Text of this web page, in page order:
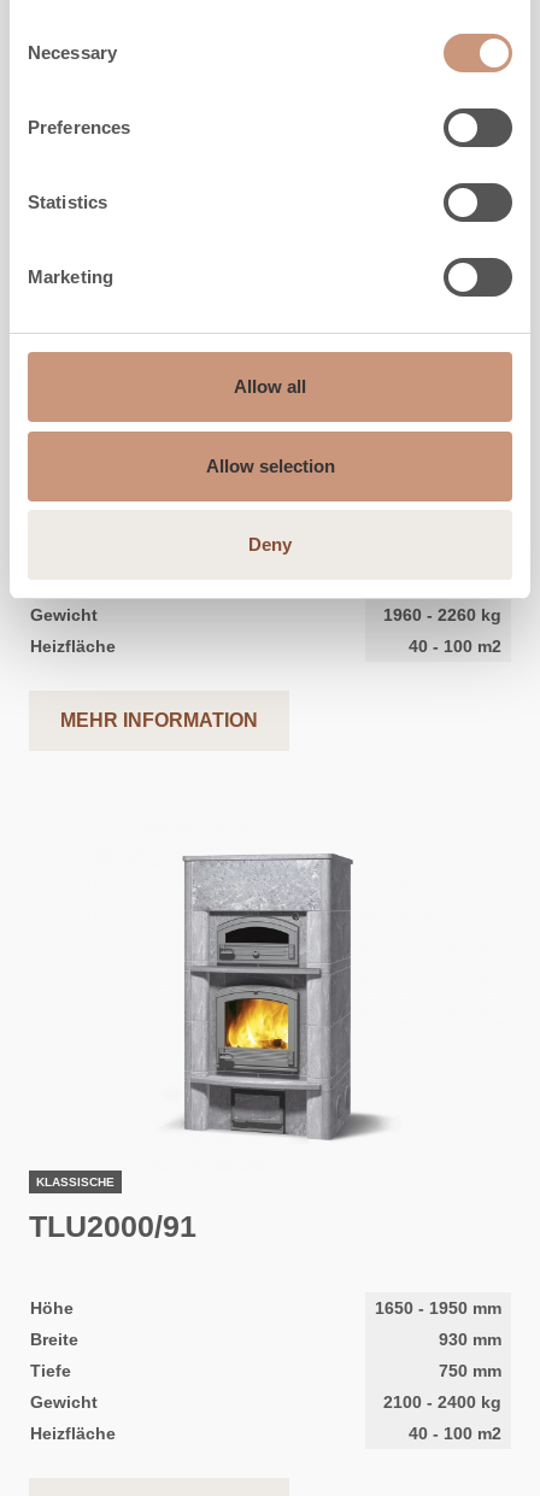
Selection
Necessary
Preferences
Statistics
Marketing
Allow all
Allow selection
Deny
TLU2000/92
Tiefe
690mm
Gewicht
1960 - 2260 kg
Heizfläche
40 - 100 m2
MEHR INFORMATION
KLASSISCHE
TLU2000/91
Höhe 1650 - 1950 mm
Breite
930 mm
Tiefe
750 mm
Gewicht
2100 - 2400 kg
Heizfläche
40 - 100 m2